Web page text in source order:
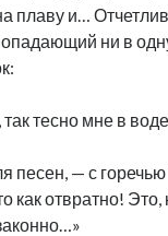
плаву и…
ни в
тесно мне в
песен, — с
как отвратно!